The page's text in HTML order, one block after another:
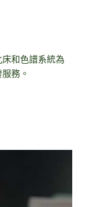
和色譜系統為
務。